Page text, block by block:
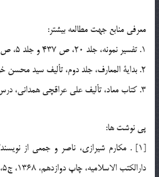
معرفي منابع جهت مطالعه بيشتر:
1. تفسير نمونه، جلد 20، ص 437 و جلد 5، ص 224 و جلد 26، ص 174.
2. بداية المعارف، جلد دوم، تأليف سيد محسن خرازي، ص 285.
3. كتاب معاد، تأليف علي عراقچي همداني، درس بيست و ششم.
پي نوشت ها:
[1] . مكارم شيرازي، ناصر و جمعي از
دارالكتب الاسلاميه، چاپ دوازدهم، 1368، ج5، ص221.